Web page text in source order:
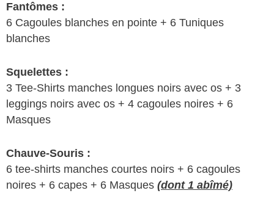
Fantômes :
6 Cagoules blanches en pointe + 6 Tuniques
blanches
Squelettes :
3 Tee-Shirts manches longues noirs avec os + 3
leggings noirs avec os + 4 cagoules noires + 6
Masques
Chauve-Souris :
6 tee-shirts manches courtes noirs + 6 cagoules
noires + 6 capes + 6 Masques (dont 1 abîmé)